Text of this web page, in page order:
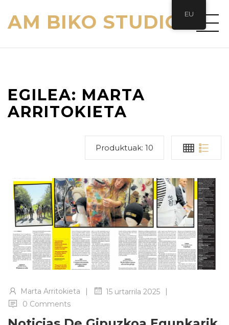
AM BIKO STUDIO
EGILEA: MARTA
ARRITOKIETA
Produktuak: 10
Marta Arritokieta | 15 urtarrila 2025 |
0 Comments
EU